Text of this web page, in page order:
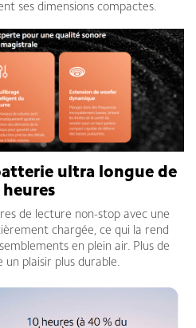
ses dimensions compactes.
ultra longue de
heures
de lecture non-stop avec une
chargée, ce qui la rend
en plein air. Plus de
un plaisir plus durable.